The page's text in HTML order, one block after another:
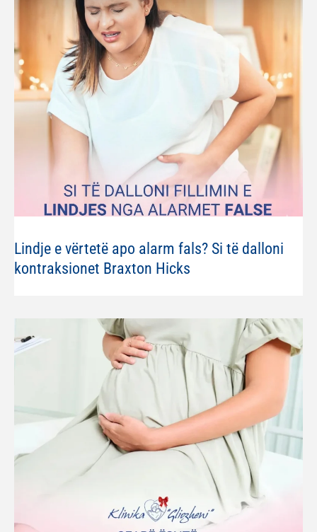
Lindje e vërtetë apo alarm fals? Si të dalloni
kontraksionet Braxton Hicks